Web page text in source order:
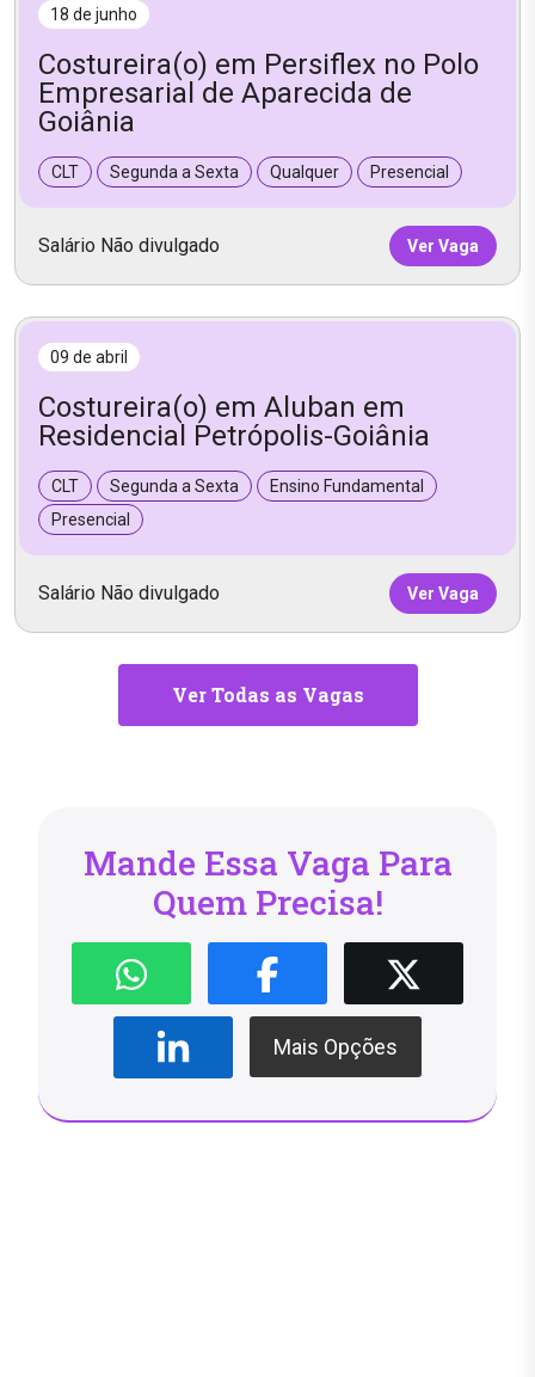
18 de junho
Costureira(o) em Persiflex no Polo
Empresarial de Aparecida de
Goiânia
CLT Segunda a Sexta Qualquer Presencial
Salário Não divulgado Ver Vaga
09 de abril
Costureira(o) em Aluban em
Residencial Petrópolis-Goiânia
CLT Segunda a Sexta
Ensino Fundamental
Presencial
Salário Não divulgado Ver Vaga
Ver Todas as Vagas
Mande Essa Vaga Para
Quem Precisa!
Mais Opções